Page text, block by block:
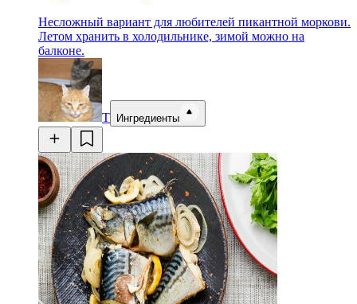
Несложный вариант для любителей пикантной моркови.
Летом хранить в холодильнике, зимой можно на
балконе.
Т Ингредиенты